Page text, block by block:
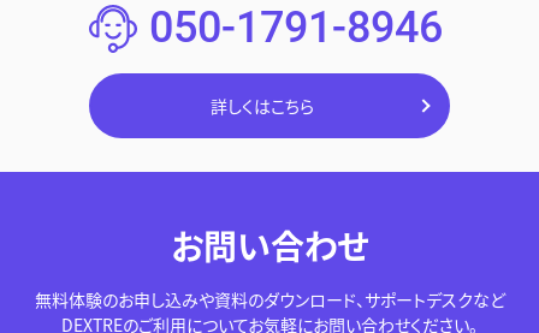
050-1791-8946
詳しくはこちら
お問い合わせ
無料体験のお申し込みや資料のダウンロード、サポートデスクなど
DEXTREのご利用についてお気軽にお問い合わせください。